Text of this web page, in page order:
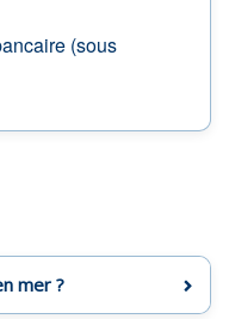
(sous
mer ?